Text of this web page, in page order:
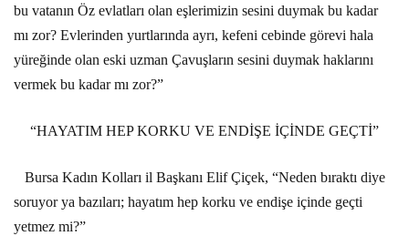
bu vatanın Öz evlatları olan eşlerimizin sesini duymak bu kadar
mı zor? Evlerinden yurtlarında ayrı, kefeni cebinde görevi hala
yüreğinde olan eski uzman Çavuşların sesini duymak haklarını
vermek bu kadar mı zor?”
“HAYATIM HEP KORKU VE ENDİŞE İÇİNDE GEÇTİ”
Bursa Kadın Kolları il Başkanı Elif Çiçek, “Neden bıraktı diye
soruyor ya bazıları; hayatım hep korku ve endişe içinde geçti
yetmez mi?”